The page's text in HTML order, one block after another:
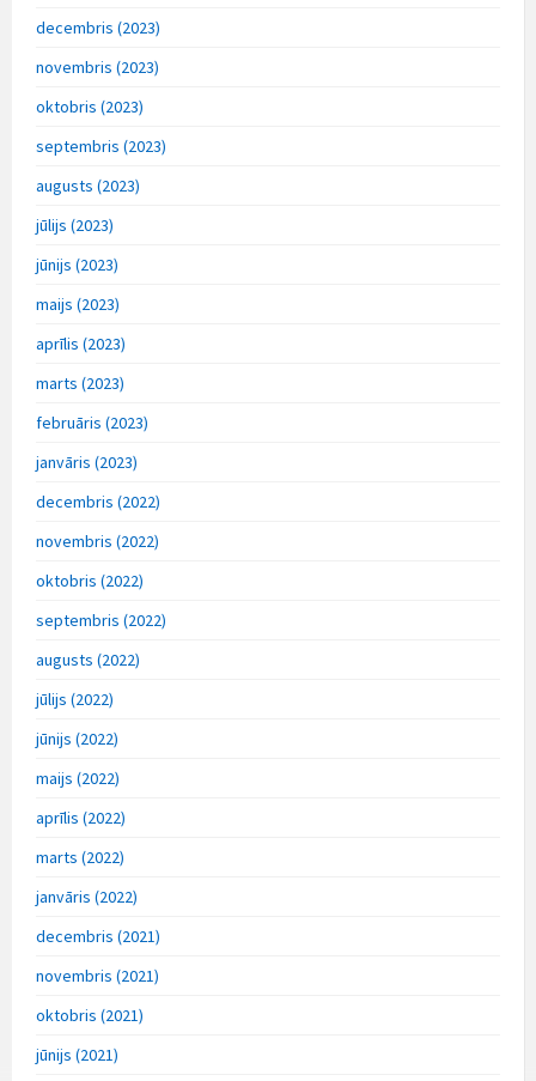
decembris (2023)
novembris (2023)
oktobris (2023)
septembris (2023)
augusts (2023)
jūlijs (2023)
jūnijs (2023)
maijs (2023)
aprīlis (2023)
marts (2023)
februāris (2023)
janvāris (2023)
decembris (2022)
novembris (2022)
oktobris (2022)
septembris (2022)
augusts (2022)
jūlijs (2022)
jūnijs (2022)
maijs (2022)
aprīlis (2022)
marts (2022)
janvāris (2022)
decembris (2021)
novembris (2021)
oktobris (2021)
jūnijs (2021)